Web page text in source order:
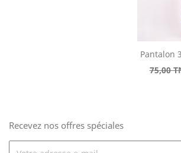
Pantalon
Prix
75,00
Recevez nos offres spéciales